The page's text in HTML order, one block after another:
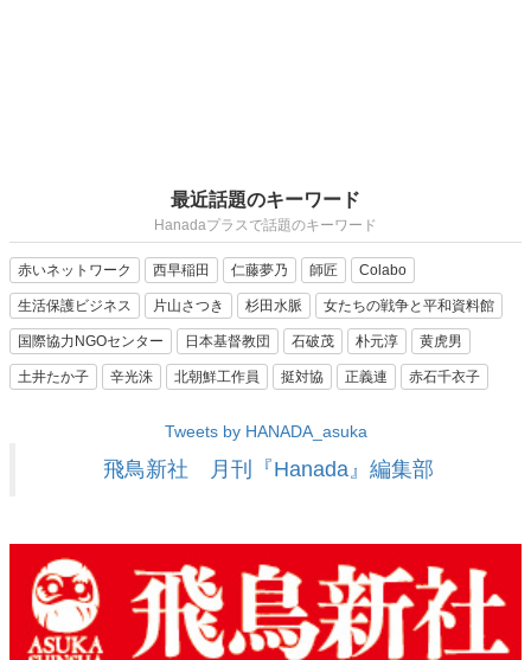
最近話題のキーワード
Hanadaプラスで話題のキーワード
赤いネットワーク 西早稲田 仁藤夢乃 師匠 Colabo
生活保護ビジネス 片山さつき 杉田水脈 女たちの戦争と平和資料館
国際協力NGOセンター 日本基督教団 石破茂 朴元淳 黄虎男
土井たか子 辛光洙 北朝鮮工作員 挺対協 正義連 赤石千衣子
Tweets by HANADA_asuka
飛鳥新社 月刊『Hanada』編集部